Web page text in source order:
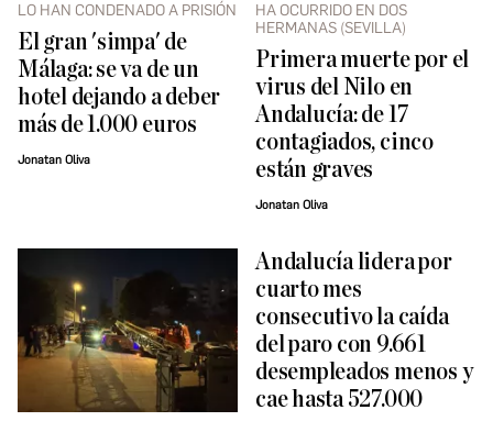
LO HAN CONDENADO A PRISIÓN
El gran 'simpa' de
Málaga: se va de un
hotel dejando a deber
más de 1.000 euros
Jonatan Oliva
HA OCURRIDO EN DOS
HERMANAS (SEVILLA)
Primera muerte por el
virus del Nilo en
Andalucía: de 17
contagiados, cinco
están graves
Jonatan Oliva
Andalucía lidera por
cuarto mes
consecutivo la caída
del paro con 9.661
desempleados menos y
cae hasta 527.000